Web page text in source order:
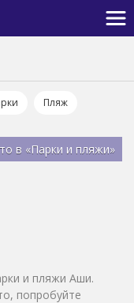
Пляж
в «Парки и пляжи»
и пляжи Аши.
попробуйте